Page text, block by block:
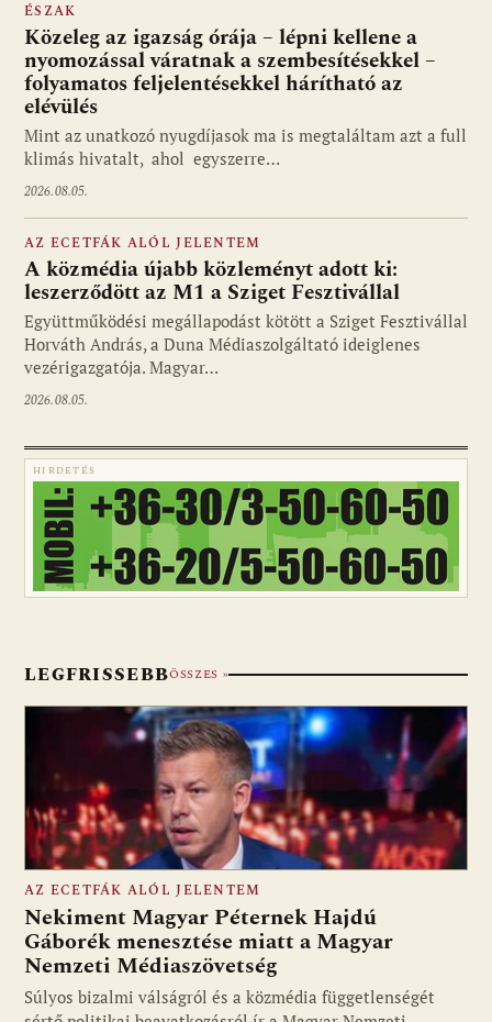
ÉSZAK
Közeleg az igazság órája – lépni kellene a
nyomozással váratnak a szembesítésekkel –
folyamatos feljelentésekkel hárítható az
elévülés
Mint az unatkozó nyugdíjasok ma is megtaláltam azt a full
klimás hivatalt, ahol egyszerre…
2026.08.05.
AZ ECETFÁK ALÓL JELENTEM
A közmédia újabb közleményt adott ki:
leszerződött az M1 a Sziget Fesztivállal
Együttműködési megállapodást kötött a Sziget Fesztivállal
Horváth András, a Duna Médiaszolgáltató ideiglenes
vezérigazgatója. Magyar…
2026.08.05.
HIRDETÉS
LEGFRISSEBBÖSSZES »
Fotó: media1.hu
AZ ECETFÁK ALÓL JELENTEM
Nekiment Magyar Péternek Hajdú
Gáborék menesztése miatt a Magyar
Nemzeti Médiaszövetség
Súlyos bizalmi válságról és a közmédia függetlenségét